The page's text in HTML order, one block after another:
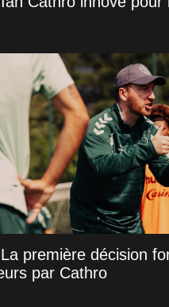
première décision
par Cathro